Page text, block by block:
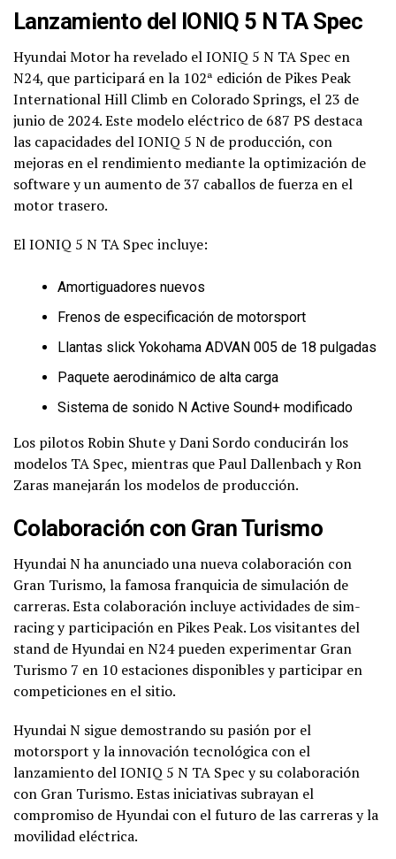
Lanzamiento del IONIQ 5 N TA Spec
Hyundai Motor ha revelado el IONIQ 5 N TA Spec en
N24, que participará en la 102ª edición de Pikes Peak
International Hill Climb en Colorado Springs, el 23 de
junio de 2024. Este modelo eléctrico de 687 PS destaca
las capacidades del IONIQ 5 N de producción, con
mejoras en el rendimiento mediante la optimización de
software y un aumento de 37 caballos de fuerza en el
motor trasero.
El IONIQ 5 N TA Spec incluye:
Amortiguadores nuevos
Frenos de especificación de motorsport
Llantas slick Yokohama ADVAN 005 de 18 pulgadas
Paquete aerodinámico de alta carga
Sistema de sonido N Active Sound+ modificado
Los pilotos Robin Shute y Dani Sordo conducirán los
modelos TA Spec, mientras que Paul Dallenbach y Ron
Zaras manejarán los modelos de producción.
Colaboración con Gran Turismo
Hyundai N ha anunciado una nueva colaboración con
Gran Turismo, la famosa franquicia de simulación de
carreras. Esta colaboración incluye actividades de sim-
racing y participación en Pikes Peak. Los visitantes del
stand de Hyundai en N24 pueden experimentar Gran
Turismo 7 en 10 estaciones disponibles y participar en
competiciones en el sitio.
Hyundai N sigue demostrando su pasión por el
motorsport y la innovación tecnológica con el
lanzamiento del IONIQ 5 N TA Spec y su colaboración
con Gran Turismo. Estas iniciativas subrayan el
compromiso de Hyundai con el futuro de las carreras y la
movilidad eléctrica.